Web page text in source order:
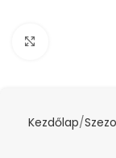
Kezdőlap